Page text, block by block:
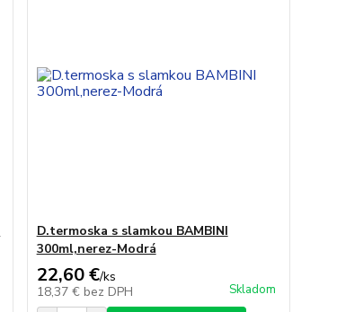
D.termoska s slamkou BAMBINI
300ml,nerez-Modrá
22,60 €/ks
18,37 € bez DPH Skladom